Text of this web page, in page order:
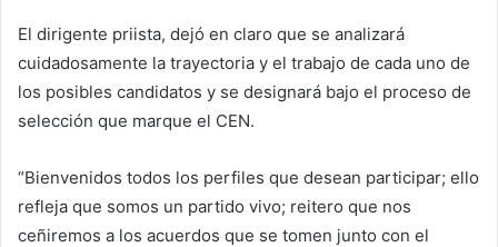
El dirigente priista, dejó en claro que se analizará
cuidadosamente la trayectoria y el trabajo de cada uno de
los posibles candidatos y se designará bajo el proceso de
selección que marque el CEN.
“Bienvenidos todos los perfiles que desean participar; ello
refleja que somos un partido vivo; reitero que nos
ceñiremos a los acuerdos que se tomen junto con el